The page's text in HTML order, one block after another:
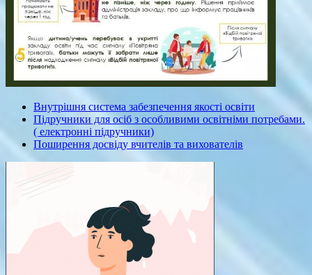
Внутрішня система забезпечення якості освіти
Підручники для осіб з особливими освітніми потребами.
( електронні підручники)
Поширення досвіду вчителів та вихователів